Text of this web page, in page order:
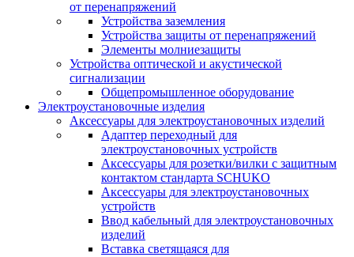
от перенапряжений
Устройства заземления
Устройства защиты от перенапряжений
Элементы молниезащиты
Устройства оптической и акустической
сигнализации
Общепромышленное оборудование
Электроустановочные изделия
Аксессуары для электроустановочных изделий
Адаптер переходный для
электроустановочных устройств
Аксессуары для розетки/вилки с защитным
контактом стандарта SCHUKO
Аксессуары для электроустановочных
устройств
Ввод кабельный для электроустановочных
изделий
Вставка светящаяся для